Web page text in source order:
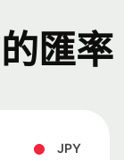
匯率
JPY